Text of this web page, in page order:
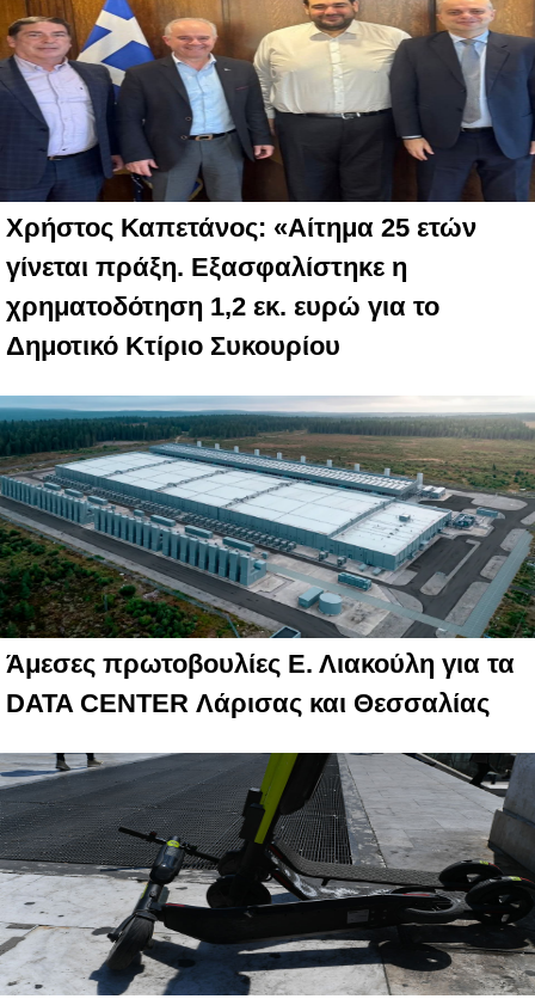
Χρήστος Καπετάνος: «Αίτημα 25 ετών
γίνεται πράξη. Εξασφαλίστηκε η
χρηματοδότηση 1,2 εκ. ευρώ για το
Δημοτικό Κτίριο Συκουρίου
Άμεσες πρωτοβουλίες Ε. Λιακούλη για τα
DATA CENTER Λάρισας και Θεσσαλίας